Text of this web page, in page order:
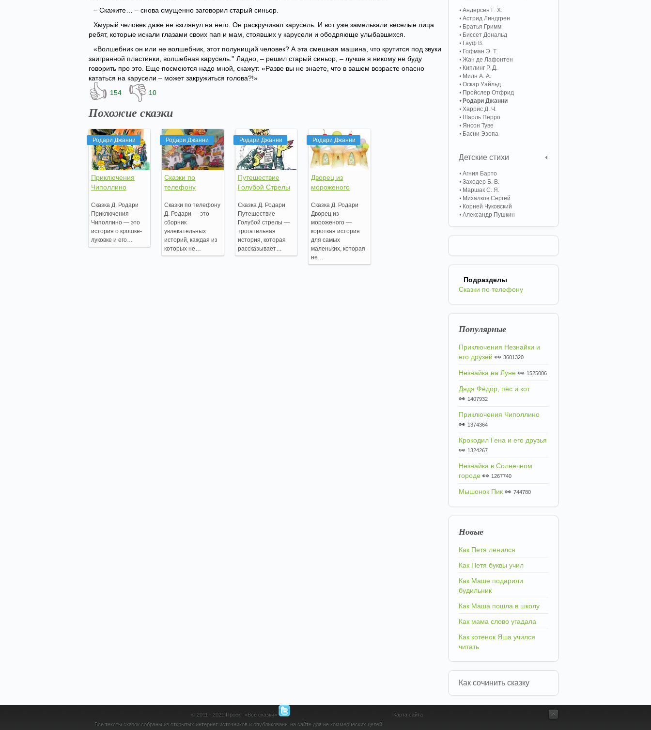
– Скажите… – снова смущенно заговорил старый синьор.
Хмурый человек даже не взглянул на него. Он раскручивал карусель. И вот уже замелькали веселые лица
ребят, которые искали глазами своих пап и мам, стоявших у карусели и ободряюще улыбавшихся.
«Волшебник он или не волшебник, этот полунищий человек? А эта смешная машина, что крутится под звуки
заигранной пластинки, волшебная карусель.'' Ладно, – решил старый синьор, – лучше я никому не буду
говорить про это. Еще посмеются надо мной, скажут: «Разве вы не знаете, что в вашем возрасте опасно
кататься на карусели – может закружиться голова?!»
👍 154 👎 10
Похожие сказки
Родари Джанни
Приключения
Чиполлино
Сказка Д. Родари
Приключения
Чиполлино — это
история о крошке-
луковке и его…
Родари Джанни
Сказки по
телефону
Сказки по телефону
Д. Родари — это
сборник
увлекательных
историй, каждая из
которых не…
Родари Джанни
Путешествие
Голубой Стрелы
Сказка Д. Родари
Путешествие
Голубой стрелы —
трогательная
история, которая
рассказывает…
Родари Джанни
Дворец из
мороженого
Сказка Д. Родари
Дворец из
мороженого —
короткая история
для самых
маленьких, которая
не…
Андерсен Г. Х.
Астрид Линдгрен
Братья Гримм
Биссет Дональд
Гауф В.
Гофман Э. Т.
Жан де Лафонтен
Киплинг Р. Д.
Милн А. А.
Оскар Уайльд
Пройслер Отфрид
Родари Джанни
Харрис Д. Ч.
Шарль Перро
Янсон Туве
Басни Эзопа
Детские стихи
Агния Барто
Заходер Б. В.
Маршак С. Я.
Михалков Сергей
Корней Чуковский
Александр Пушкин
Подразделы
Сказки по телефону
Популярные
Приключения Незнайки и
его друзей 👀 3601320
Незнайка на Луне 👀 1525006
Дядя Фёдор, пёс и кот
👀 1407932
Приключения Чиполлино
👀 1374364
Крокодил Гена и его друзья
👀 1324267
Незнайка в Солнечном
городе 👀 1267740
Мышонок Пик 👀 744780
Новые
Как Петя ленился
Как Петя буквы учил
Как Маше подарили
будильник
Как Маша пошла в школу
Как мама слово угадала
Как котенок Яша учился
читать
Как сочинить сказку
© 2011 - 2021 Проект «Все сказки»
Все тексты сказок собраны из открытых интернет источников и опубликованы на сайте для не коммерческих целей!
Карта сайта